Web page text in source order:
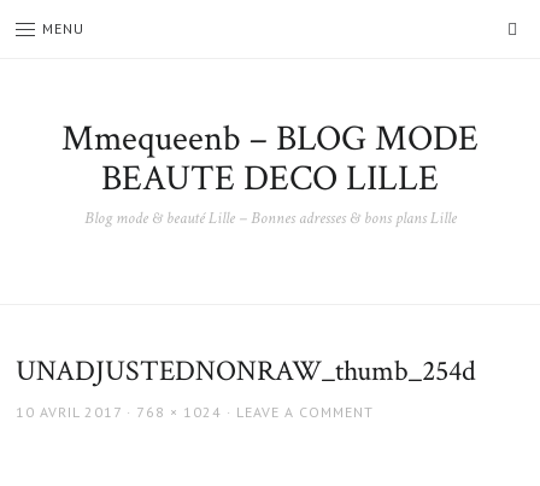
MENU
Mmequeenb – BLOG MODE
BEAUTE DECO LILLE
Blog mode & beauté Lille – Bonnes adresses & bons plans Lille
UNADJUSTEDNONRAW_thumb_254d
POSTED
10 AVRIL 2017
FULL
768 × 1024 LEAVE A COMMENT